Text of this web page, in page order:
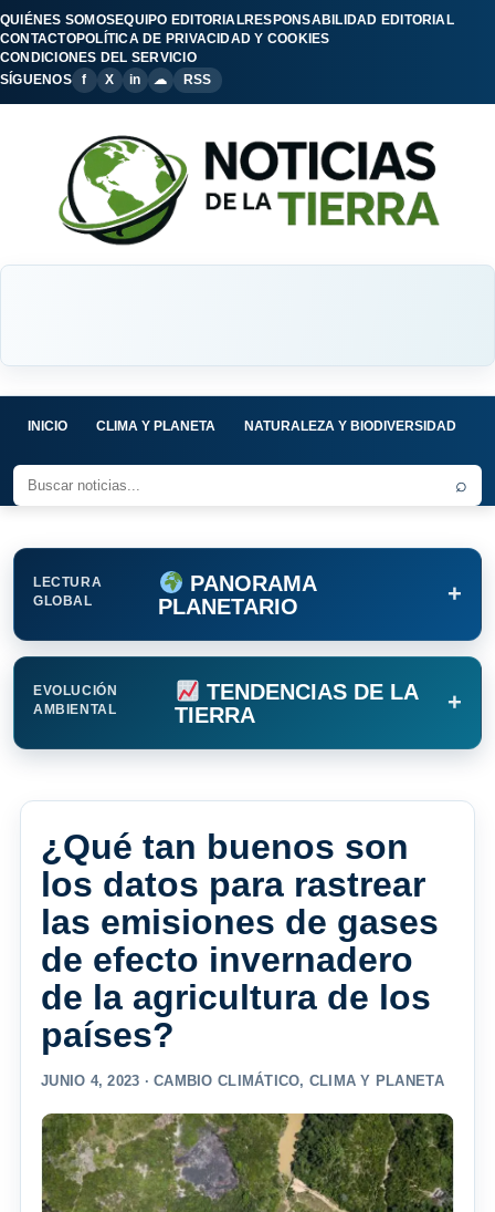
QUIÉNES SOMOSEQUIPO EDITORIALRESPONSABILIDAD EDITORIAL
CONTACTOPOLÍTICA DE PRIVACIDAD Y COOKIES
CONDICIONES DEL SERVICIO
SÍGUENOS
f X in ☁ RSS
INICIO CLIMA Y PLANETA NATURALEZA Y BIODIVERSIDAD
⌕
LECTURA
GLOBAL
PANORAMA
PLANETARIO
+
EVOLUCIÓN
AMBIENTAL
TENDENCIAS DE LA
TIERRA
+
¿Qué tan buenos son
los datos para rastrear
las emisiones de gases
de efecto invernadero
de la agricultura de los
países?
JUNIO 4, 2023 ·CAMBIO CLIMÁTICO, CLIMA Y PLANETA